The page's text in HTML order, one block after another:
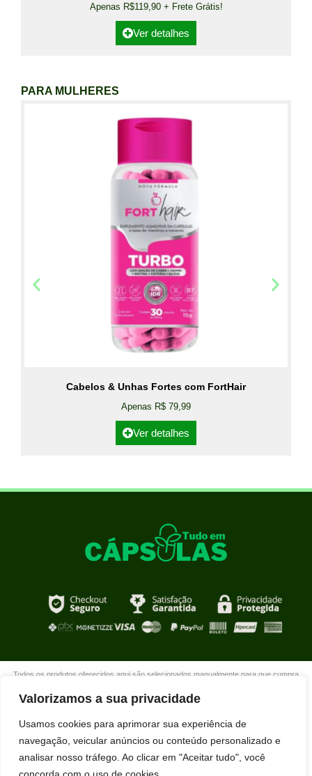
Valorizamos a sua privacidade
Usamos cookies para aprimorar sua experiência de
navegação, veicular anúncios ou conteúdo personalizado e
analisar nosso tráfego. Ao clicar em "Aceitar tudo", você
Apenas R$119,90 + Frete Grátis!
Ver detalhes
PARA MULHERES
Cabelos & Unhas Fortes com FortHair
Apenas R$ 79,99
Ver detalhes
Todos os produtos oferecidos aqui são selecionados manualmente para que cumpra
extraordinários para você que está realmente comprometido com sua mudança. Boas